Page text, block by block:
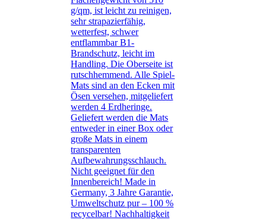
g/qm, ist leicht zu reinigen,
sehr strapazierfähig,
wetterfest, schwer
entflammbar B1-
Brandschutz, leicht im
Handling. Die Oberseite ist
rutschhemmend. Alle Spiel-
Mats sind an den Ecken mit
Ösen versehen, mitgeliefert
werden 4 Erdheringe.
Geliefert werden die Mats
entweder in einer Box oder
große Mats in einem
transparenten
Aufbewahrungsschlauch.
Nicht geeignet für den
Innenbereich! Made in
Germany, 3 Jahre Garantie,
Umweltschutz pur – 100 %
recycelbar! Nachhaltigkeit